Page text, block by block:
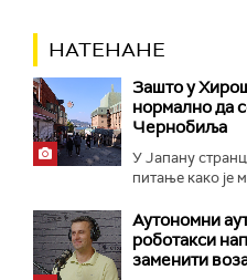
НАТЕНАНЕ
Зашто у
нормално да
Чернобиља
У Јапану
питање како је
Аутономни
роботакси
заменити